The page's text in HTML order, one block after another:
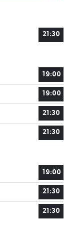
21:30
19:00
19:00
21:30
21:30
19:00
21:30
21:30